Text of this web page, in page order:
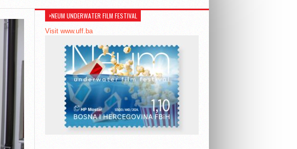
>NEUM UNDERWATER FILM FESTIVAL
Visit www.uff.ba